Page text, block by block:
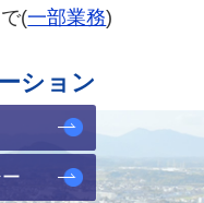
(一部業務)
ション